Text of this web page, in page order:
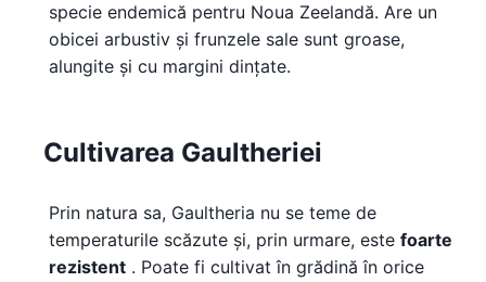
specie endemică pentru Noua Zeelandă. Are un
obicei arbustiv și frunzele sale sunt groase,
alungite și cu margini dințate.
Cultivarea Gaultheriei
Prin natura sa, Gaultheria nu se teme de
temperaturile scăzute și, prin urmare, este foarte
rezistent . Poate fi cultivat în grădină în orice